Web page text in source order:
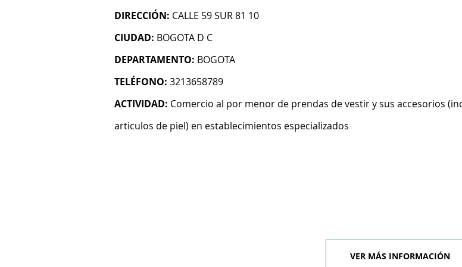
DIRECCIÓN: CALLE 59 SUR 81 10
CIUDAD: BOGOTA D C
DEPARTAMENTO: BOGOTA
TELÉFONO: 3213658789
ACTIVIDAD: Comercio al por menor de prendas de vestir y sus accesorios
articulos de piel) en establecimientos especializados
VER MÁS INFORMACIÓN